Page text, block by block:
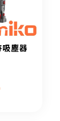
塵器